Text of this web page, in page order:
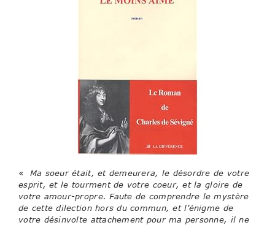
«
Ma soeur était, et demeurera, le désordre de votre
esprit, et le tourment de votre coeur, et la gloire de
votre amour-propre. Faute de comprendre le mystère
de cette dilection hors du commun, et l’énigme de
votre désinvolte attachement pour ma personne, il ne